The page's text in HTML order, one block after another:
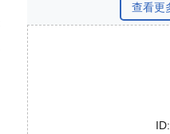
查看更